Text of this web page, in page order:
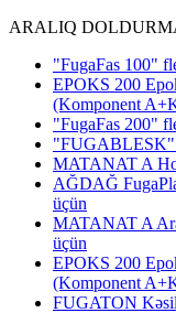
ARALIQ
"FugaFas 100"
EPOKS 200
(Komponent
"FugaFas 200"
"FUGABLESK"
MATANAT A
AĞDAĞ
üçün
MATANAT A
üçün
EPOKS 200
(Komponent
FUGATON